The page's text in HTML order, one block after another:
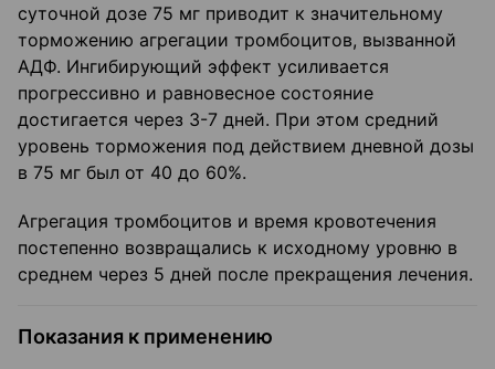
суточной дозе 75 мг приводит к значительному
торможению агрегации тромбоцитов, вызванной
АДФ. Ингибирующий эффект усиливается
прогрессивно и равновесное состояние
достигается через 3-7 дней. При этом средний
уровень торможения под действием дневной дозы
в 75 мг был от 40 до 60%.
Агрегация тромбоцитов и время кровотечения
постепенно возвращались к исходному уровню в
среднем через 5 дней после прекращения лечения.
Показания к применению